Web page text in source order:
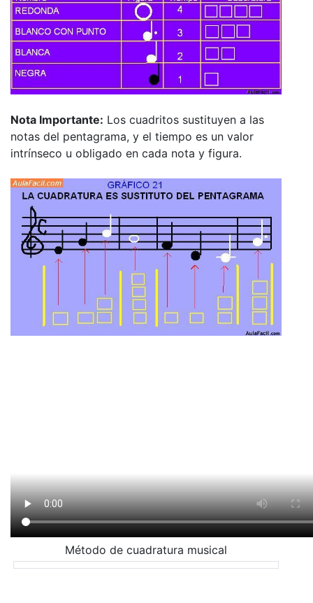
Nota Importante: Los cuadritos sustituyen a las
notas del pentagrama, y el tiempo es un valor
intrínseco u obligado en cada nota y figura.
Método de cuadratura musical